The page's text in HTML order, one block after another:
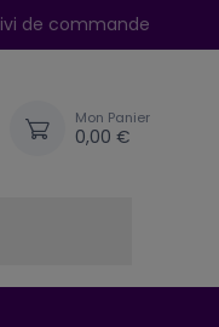
de commande
Mon Panier
0,00 €